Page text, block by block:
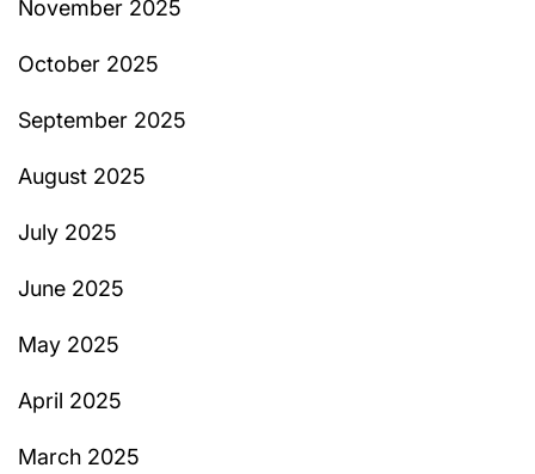
November 2025
October 2025
September 2025
August 2025
July 2025
June 2025
May 2025
April 2025
March 2025